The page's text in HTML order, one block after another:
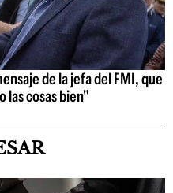
de la jefa del FMI, que
las cosas bien"